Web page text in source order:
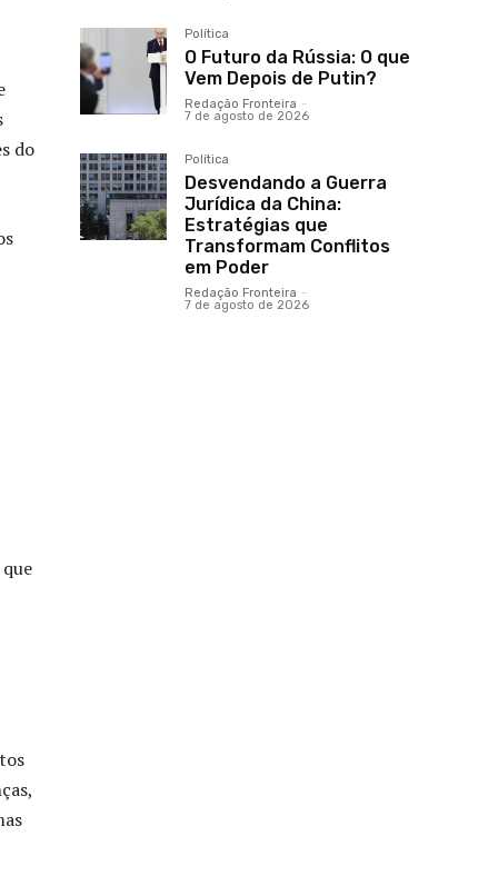
do
Política
O Futuro da Rússia: O que
Vem Depois de Putin?
Redação Fronteira -
7 de agosto de 2026
Política
Desvendando a Guerra
Jurídica da China:
Estratégias que
Transformam Conflitos
em Poder
Redação Fronteira -
7 de agosto de 2026